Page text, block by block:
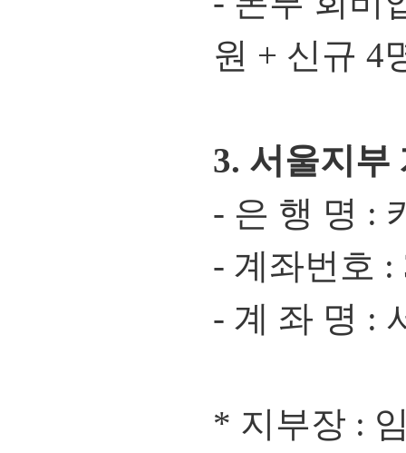
원 + 신규 4
3. 서울지부
- 은 행 명 :
- 계좌번호 :
- 계 좌 명 :
* 지부장 :